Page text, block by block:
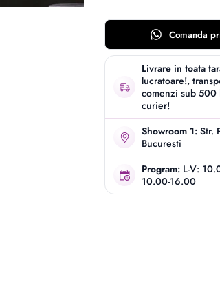
Comanda
Livrare in toata
lucratoare!,
comenzi sub
curier!
Showroom 1: Str.
Bucuresti
Program: L-V:
10.00-16.00